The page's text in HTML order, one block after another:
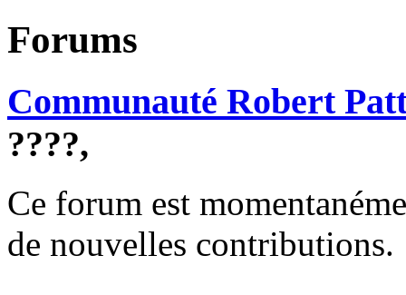
Forums
Communauté Robert
????,
Ce forum est
de nouvelles contributions.